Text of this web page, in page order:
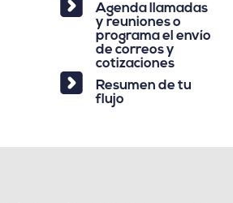
Agenda llamadas
y reuniones o
programa el envío
de correos y
cotizaciones
Resumen de tu
flujo